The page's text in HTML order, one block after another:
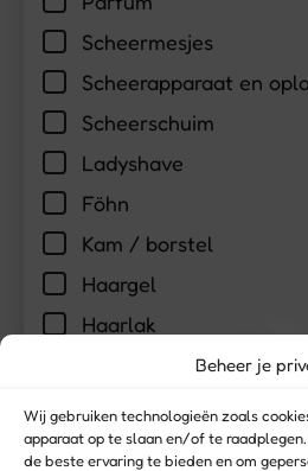
Beheer je
Wij gebruiken technologieën zoals
apparaat op te slaan en/of te
de beste ervaring te bieden en om
Scheermesjes
Scheerapparaat en
Scheerschuim
Ladyshave
Föhn
Kam / borstel
Haargel
Haarlak
Haarelastiekjes
Haarspelden
Make-up